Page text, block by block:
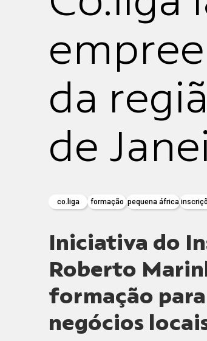
da
de
co.liga formação pequena áfrica
Iniciativa do
Roberto
formação para
negócios